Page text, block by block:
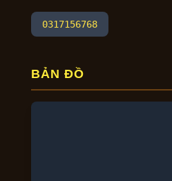
0317156768
BẢN ĐỒ